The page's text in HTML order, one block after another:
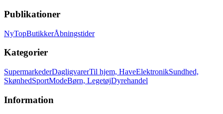
Publikationer
NyTopButikkerÅbningstider
Kategorier
SupermarkederDagligvarerTil hjem, HaveElektronikSundhed,
SkønhedSportModeBørn, LegetøjDyrehandel
Information